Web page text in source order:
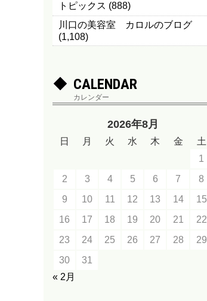
トピックス (888)
川口の美容室 カロルのブログ
(1,108)
CALENDAR
カレンダー
2026年8月
日 月 火 水 木 金
土
1
2
3 4 5 6 7
8
9
10 11 12 13 14
15
16
17 18 19 20 21
22
23
24 25 26 27 28
29
30
31
« 2月